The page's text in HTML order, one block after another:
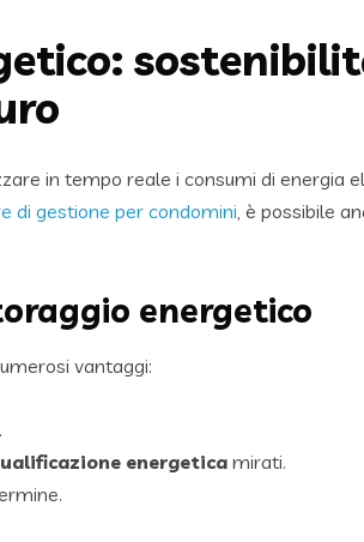
in tempo reale i consumi di energia
di gestione per condomini, è possibile
energetico
vantaggi:
energetica mirati.